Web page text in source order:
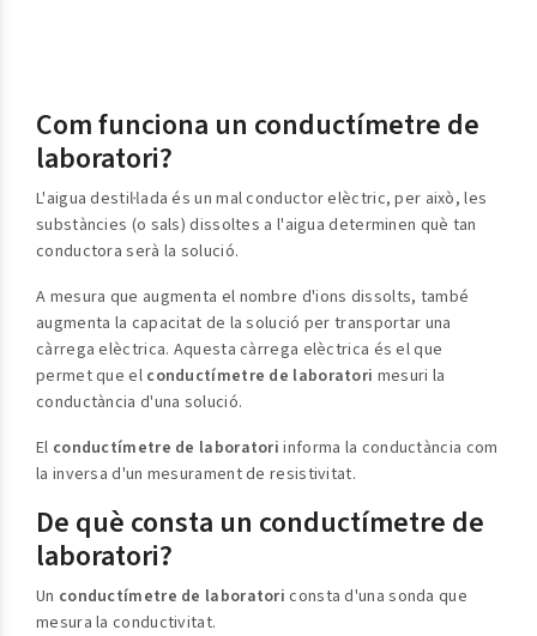
Com funciona un conductímetre de
laboratori?
L'aigua destil·lada és un mal conductor elèctric, per això, les
substàncies (o sals) dissoltes a l'aigua determinen què tan
conductora serà la solució.
A mesura que augmenta el nombre d'ions dissolts, també
augmenta la capacitat de la solució per transportar una
càrrega elèctrica. Aquesta càrrega elèctrica és el que
permet que el conductímetre de laboratori mesuri la
conductància d'una solució.
El conductímetre de laboratori informa la conductància com
la inversa d'un mesurament de resistivitat.
De què consta un conductímetre de
laboratori?
Un conductímetre de laboratori consta d'una sonda que
mesura la conductivitat.